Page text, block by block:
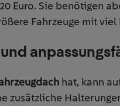
Euro. Sie benötigen
Fahrzeuge mit viel
hat, kann
zusätzliche